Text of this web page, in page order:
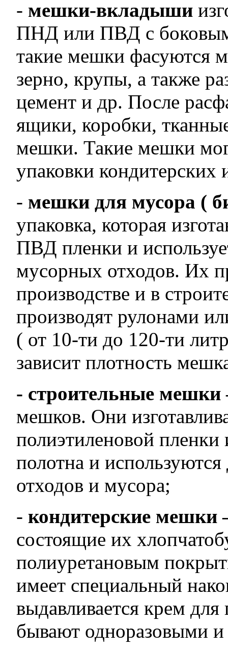
- мешки-вкладыши
ПНД или ПВД с
такие мешки фасуются
зерно, крупы, а также
цемент и др. После
ящики, коробки,
мешки. Такие мешки
упаковки кондитерских
- мешки для мусора (
упаковка, которая
ПВД пленки и
мусорных отходов. Их
производстве и в
производят рулонами
( от 10-ти до 120-ти
зависит плотность
- строительные
мешков. Они
полиэтиленовой
полотна и
отходов и мусора;
- кондитерские мешки
состоящие их
полиуретановым
имеет специальный
выдавливается крем
бывают одноразовыми и